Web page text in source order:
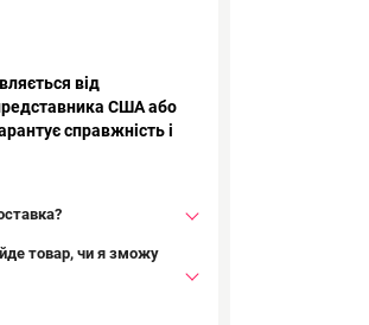
від
США або
справжність і
товар, чи я зможу